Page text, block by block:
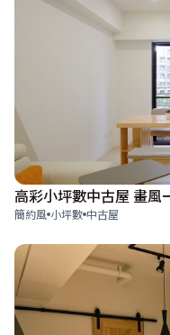
高彩小坪數中古屋 畫
簡約風 小坪數 中古屋